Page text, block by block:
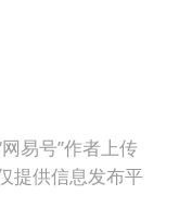
易号”作者上传
提供信息发布平